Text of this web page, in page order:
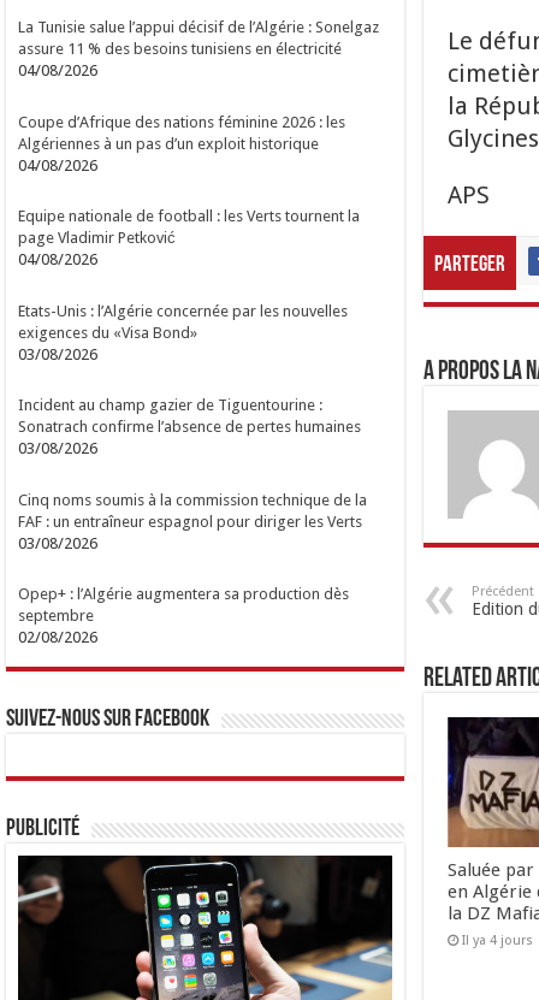
Le
la
APS
Parteger
A propos LA
Précédent
Edition
Related
Saluée
en Algérie
la DZ
Il ya 4 jours
La Tunisie salue l’appui décisif de l’Algérie : Sonelgaz
assure 11 % des besoins tunisiens en électricité
04/08/2026
Coupe d’Afrique des nations féminine 2026 : les
Algériennes à un pas d’un exploit historique
04/08/2026
Equipe nationale de football : les Verts tournent la
page Vladimir Petković
04/08/2026
Etats-Unis : l’Algérie concernée par les nouvelles
exigences du «Visa Bond»
03/08/2026
Incident au champ gazier de Tiguentourine :
Sonatrach confirme l’absence de pertes humaines
03/08/2026
Cinq noms soumis à la commission technique de la
FAF : un entraîneur espagnol pour diriger les Verts
03/08/2026
Opep+ : l’Algérie augmentera sa production dès
septembre
02/08/2026
Suivez-nous sur Facebook
Publicité